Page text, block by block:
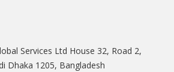
Services Ltd House 32, Road 2,
Dhaka 1205, Bangladesh